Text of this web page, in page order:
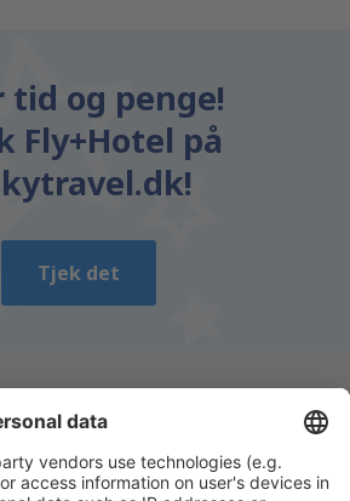
tid og penge!
Fly+Hotel på
Tjek det